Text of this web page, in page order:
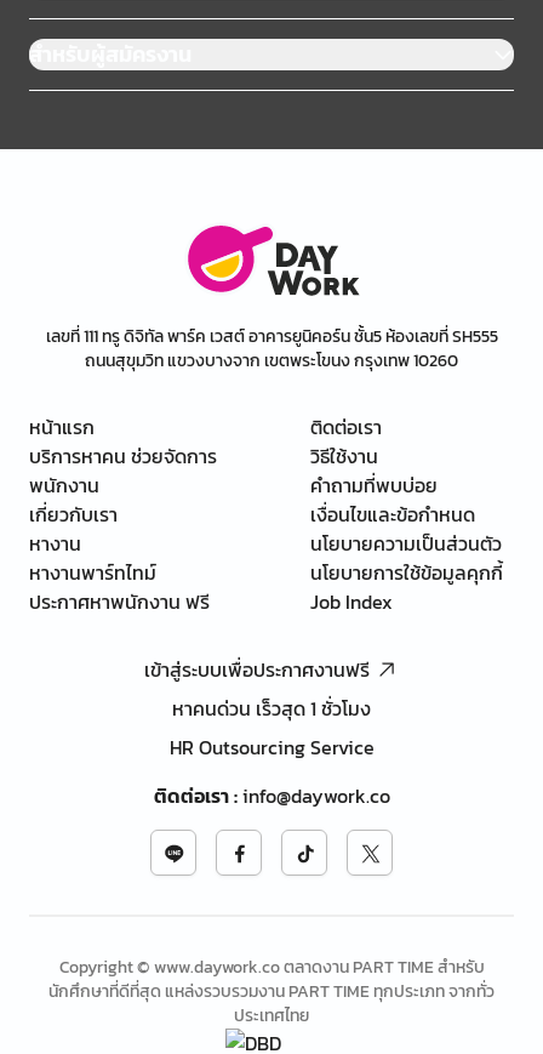
สำหรับผู้สมัครงาน
เลขที่ 111 ทรู ดิจิทัล พาร์ค เวสต์ อาคารยูนิคอร์น ชั้น5 ห้องเลขที่ SH555
ถนนสุขุมวิท แขวงบางจาก เขตพระโขนง กรุงเทพ 10260
หน้าแรก
บริการหาคน ช่วยจัดการ
พนักงาน
เกี่ยวกับเรา
หางาน
หางานพาร์ทไทม์
ประกาศหาพนักงาน ฟรี
ติดต่อเรา
วิธีใช้งาน
คำถามที่พบบ่อย
เงื่อนไขและข้อกำหนด
นโยบายความเป็นส่วนตัว
นโยบายการใช้ข้อมูลคุกกี้
Job Index
เข้าสู่ระบบเพื่อประกาศงานฟรี
หาคนด่วน เร็วสุด 1 ชั่วโมง
HR Outsourcing Service
ติดต่อเรา:info@daywork.co
Copyright © www.daywork.co ตลาดงาน PART TIME สำหรับ
นักศึกษาที่ดีที่สุด แหล่งรวบรวมงาน PART TIME ทุกประเภท จากทั่ว
ประเทศไทย